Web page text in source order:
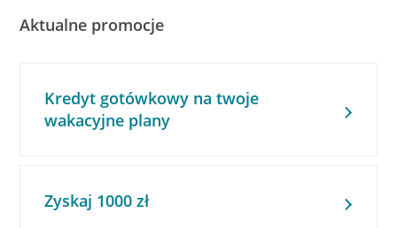
Aktualne promocje
Kredyt gotówkowy na twoje
wakacyjne plany
Zyskaj 1000 zł